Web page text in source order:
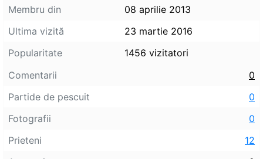
Membru din
08 aprilie 2013
Ultima vizită
23 martie 2016
Popularitate
1456 vizitatori
Comentarii
0
Partide de pescuit
0
Fotografii
0
Prieteni
12